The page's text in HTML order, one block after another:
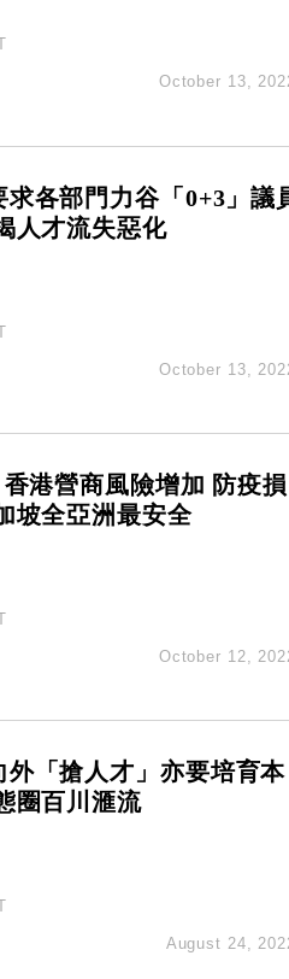
October 13,
各部門力谷「0+3」議
人才流失惡化
October 13,
港營商風險增加 防疫損
坡全亞洲最安全
October 12,
「搶人才」亦要培育本
圈百川滙流
August 24,